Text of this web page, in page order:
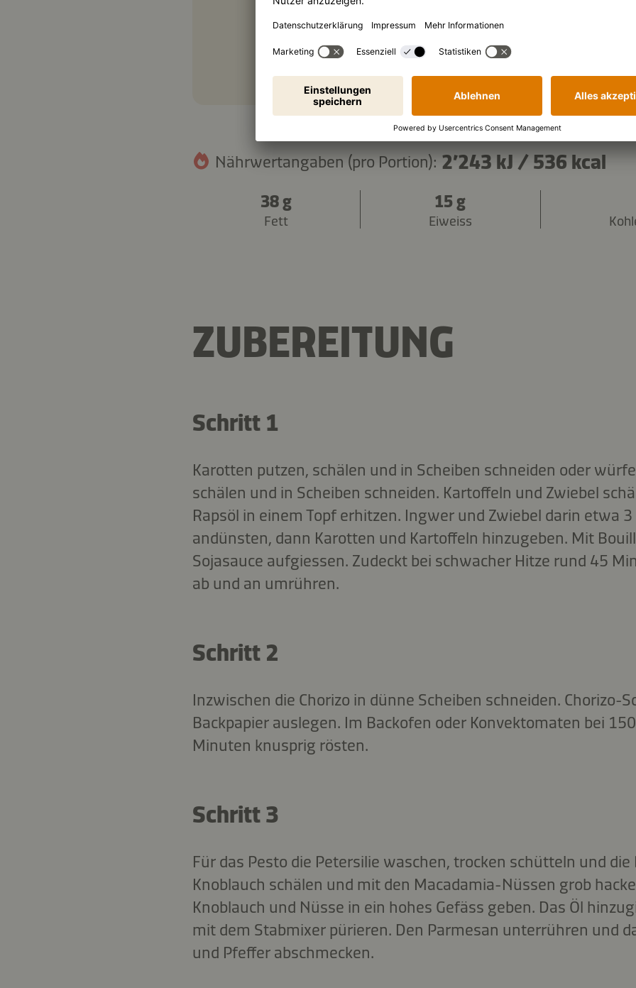
Zutaten kopieren
Nährwertangaben (pro Portion): 2’243 kJ/536 kcal
38 g
Fett
15 g
Eiweiss
ZUBEREITUNG
Schritt 1
Karotten putzen, schälen und in Scheiben schneiden oder
schälen und in Scheiben schneiden. Kartoffeln und Zwiebel
Rapsöl in einem Topf erhitzen. Ingwer und Zwiebel darin etwa
andünsten, dann Karotten und Kartoffeln hinzugeben. Mit
Sojasauce aufgiessen. Zudeckt bei schwacher Hitze rund 45
ab und an umrühren.
Schritt 2
Inzwischen die Chorizo in dünne Scheiben schneiden. Chorizo-
Backpapier auslegen. Im Backofen oder Konvektomaten bei
Minuten knusprig rösten.
Schritt 3
Für das Pesto die Petersilie waschen, trocken schütteln und
Knoblauch schälen und mit den Macadamia-Nüssen grob
Knoblauch und Nüsse in ein hohes Gefäss geben. Das Öl
mit dem Stabmixer pürieren. Den Parmesan unterrühren und
und Pfeffer abschmecken.